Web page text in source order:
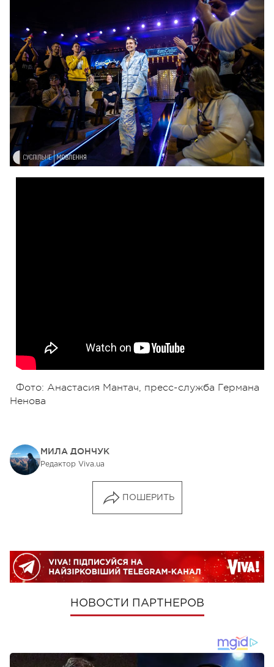
Фото: Анастасия Мантач, пресс-служба Германа
Ненова
МИЛА ДОНЧУК
Редактор Viva.ua
ПОШЕРИТЬ
НОВОСТИ ПАРТНЕРОВ